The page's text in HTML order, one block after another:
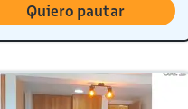
Quiero pautar